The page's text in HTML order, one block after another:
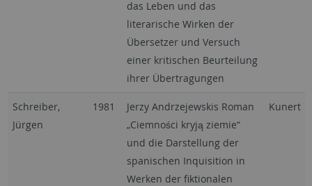
das Leben und das
literarische Wirken der
Übersetzer und Versuch
einer kritischen Beurteilung
ihrer Übertragungen
Schreiber,
Jürgen
1981
Jerzy Andrzejewskis Roman
„Ciemności kryją ziemie“
und die Darstellung der
spanischen Inquisition in
Werken der fiktionalen
Kunert